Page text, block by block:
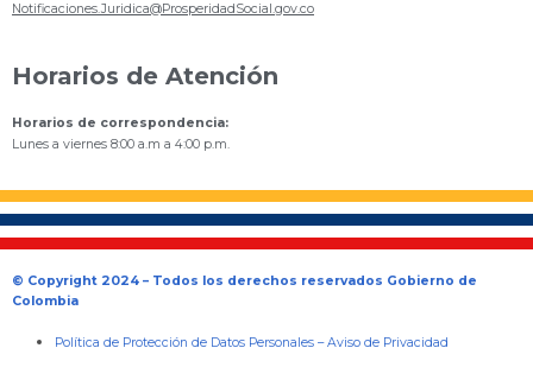
Notificaciones.Juridica@ProsperidadSocial.gov.co
Horarios de Atención
Horarios de correspondencia:
Lunes a viernes 8:00 a.m a 4:00 p.m.
© Copyright 2024 – Todos los derechos reservados Gobierno de
Colombia
Política de Protección de Datos Personales –Aviso de Privacidad